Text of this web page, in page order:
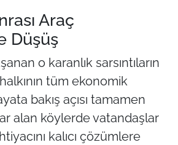
Araç
Düşüş
o karanlık sarsıntıların
tüm ekonomik
bakış açısı tamamen
alan köylerde vatandaşlar
kalıcı çözümlere